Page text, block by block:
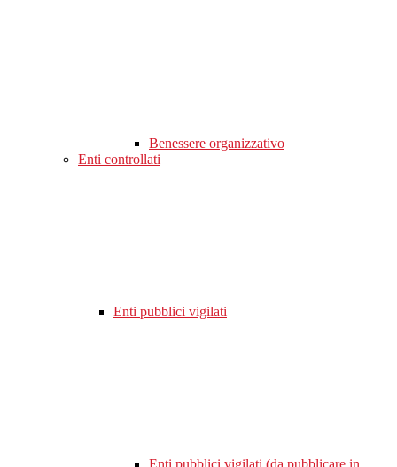
Benessere organizzativo
Enti controllati
Enti pubblici vigilati